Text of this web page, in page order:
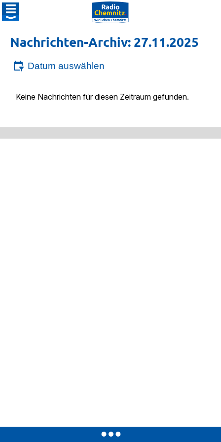
Nachrichten-Archiv: 27.11.2025
Datum auswählen
Keine Nachrichten für diesen Zeitraum gefunden.